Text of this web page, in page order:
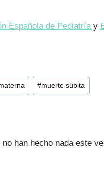
Española de Pediatríay
#muerte súbita
han hecho nada este